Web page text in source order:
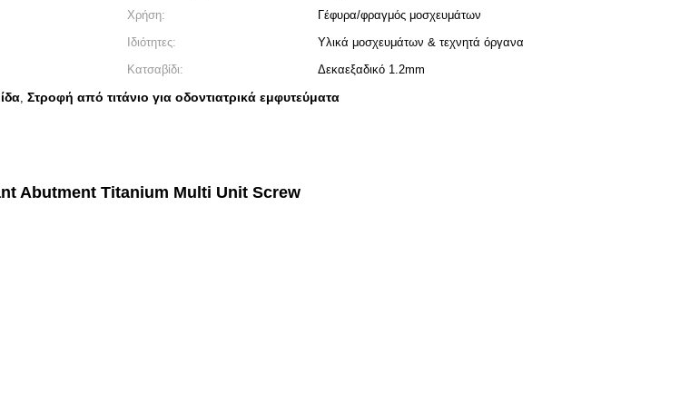
Χρήση:
Γέφυρα/φραγμός μοσχευμάτων
Ιδιότητες:
Υλικά μοσχευμάτων & τεχνητά όργανα
Κατσαβίδι:
Δεκαεξαδικό 1.2mm
, Στροφή από τιτάνιο για οδοντιατρικά εμφυτεύματα
Abutment Titanium Multi Unit Screw